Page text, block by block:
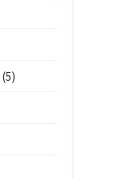
(5)